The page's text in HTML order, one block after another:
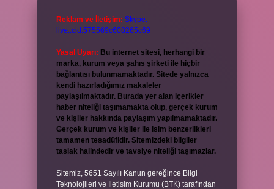
Reklam ve İletişim: Skype:
live:.cid.575569c608265c69
Yasal Uyarı: Bu internet sitesi, herhangi bir
marka, kurum veya şahıs şirketi ile hiçbir
bağlantısı bulunmamaktadır. Sitede yalnızca
kendi hazırladığımız makaleler
paylaşılmaktadır. Burada yer alan içerikler
haber niteliği taşımamakta olup, gerçek kurum
ve kişiler hakkında paylaşım yapılmamaktadır.
Gerçek kurum ve kişiler ile isim benzerlikleri
tamamen tesadüfidir. Sitemizdeki bilgiler
taslak halindedir ve tavsiye niteliği taşımazlar.
Sitemiz, 5651 Sayılı Kanun gereğince Bilgi
Teknolojileri ve İletişim Kurumu (BTK) tarafından